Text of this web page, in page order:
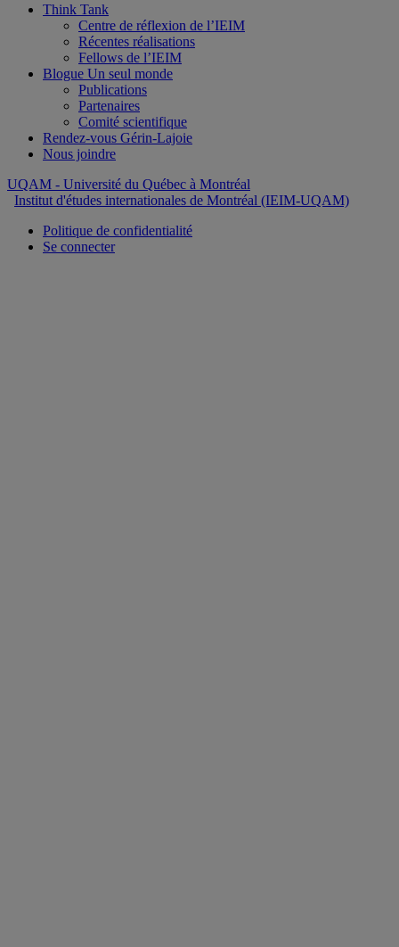
Think Tank
Centre de réflexion de l’IEIM
Récentes réalisations
Fellows de l’IEIM
Blogue Un seul monde
Publications
Partenaires
Comité scientifique
Rendez-vous Gérin-Lajoie
Nous joindre
UQAM - Université du Québec à Montréal
Institut d'études internationales de Montréal (IEIM-UQAM)
Politique de confidentialité
Se connecter